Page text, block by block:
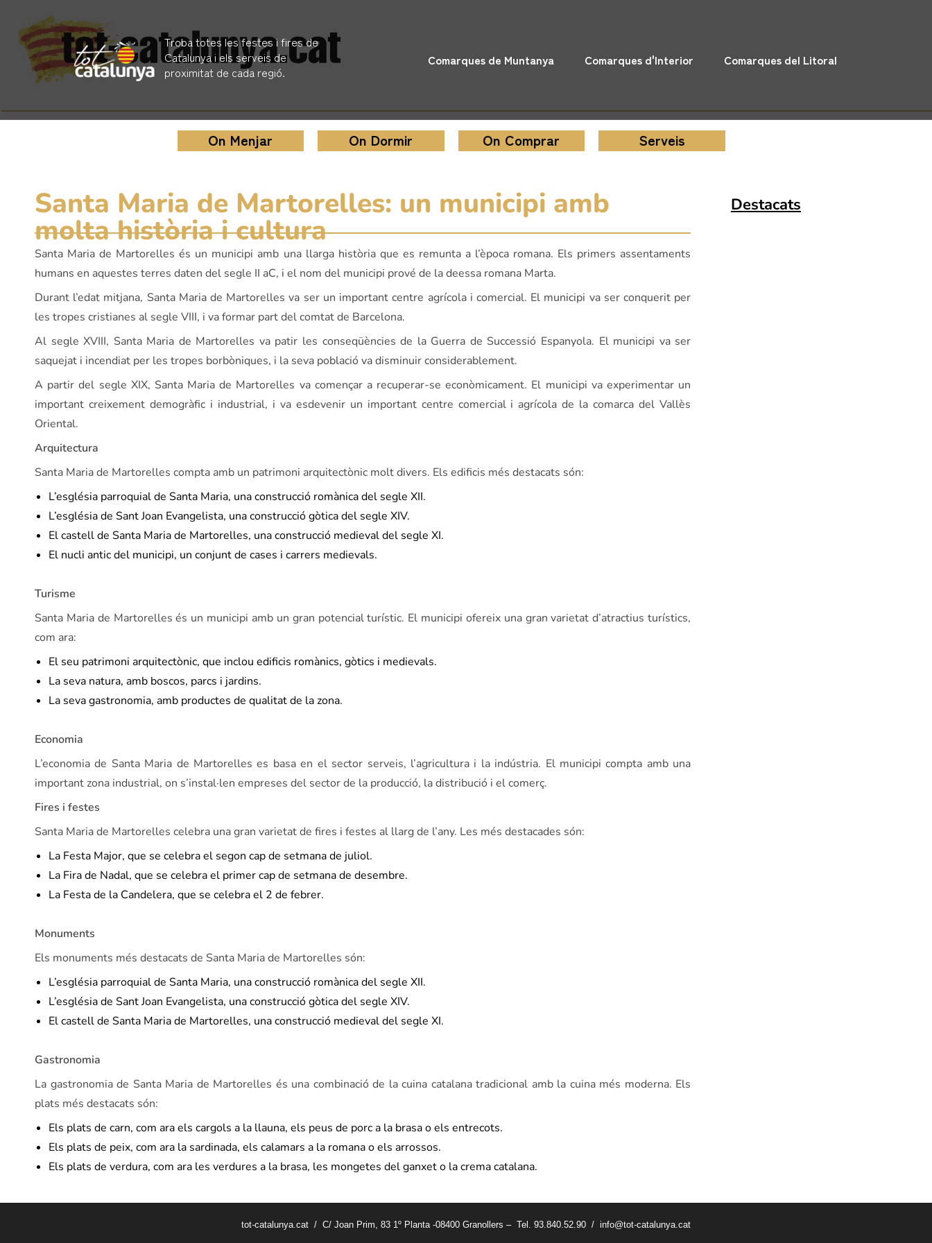
Troba totes les festes i fires de
Catalunya i els serveis de
proximitat de cada regió.
Comarques de Muntanya Comarques d'Interior Comarques del Litoral
On Menjar On Dormir On Comprar Serveis
Santa Maria de Martorelles: un municipi amb
molta història i cultura
Santa Maria de Martorelles és un municipi amb una llarga història que es remunta a l’època romana. Els primers assentaments
humans en aquestes terres daten del segle II aC, i el nom del municipi prové de la deessa romana Marta.
Durant l’edat mitjana, Santa Maria de Martorelles va ser un important centre agrícola i comercial. El municipi va ser conquerit per
les tropes cristianes al segle VIII, i va formar part del comtat de Barcelona.
Al segle XVIII, Santa Maria de Martorelles va patir les conseqüències de la Guerra de Successió Espanyola. El municipi va ser
saquejat i incendiat per les tropes borbòniques, i la seva població va disminuir considerablement.
A partir del segle XIX, Santa Maria de Martorelles va començar a recuperar-se econòmicament. El municipi va experimentar un
important creixement demogràfic i industrial, i va esdevenir un important centre comercial i agrícola de la comarca del Vallès
Oriental.
Arquitectura
Santa Maria de Martorelles compta amb un patrimoni arquitectònic molt divers. Els edificis més destacats són:
L’església parroquial de Santa Maria, una construcció romànica del segle XII.
L’església de Sant Joan Evangelista, una construcció gòtica del segle XIV.
El castell de Santa Maria de Martorelles, una construcció medieval del segle XI.
El nucli antic del municipi, un conjunt de cases i carrers medievals.
Turisme
Santa Maria de Martorelles és un municipi amb un gran potencial turístic. El municipi ofereix una gran varietat d’atractius turístics,
com ara:
El seu patrimoni arquitectònic, que inclou edificis romànics, gòtics i medievals.
La seva natura, amb boscos, parcs i jardins.
La seva gastronomia, amb productes de qualitat de la zona.
Economia
L’economia de Santa Maria de Martorelles es basa en el sector serveis, l’agricultura i la indústria. El municipi compta amb una
important zona industrial, on s’instal·len empreses del sector de la producció, la distribució i el comerç.
Fires i festes
Santa Maria de Martorelles celebra una gran varietat de fires i festes al llarg de l’any. Les més destacades són:
La Festa Major, que se celebra el segon cap de setmana de juliol.
La Fira de Nadal, que se celebra el primer cap de setmana de desembre.
La Festa de la Candelera, que se celebra el 2 de febrer.
Monuments
Els monuments més destacats de Santa Maria de Martorelles són:
L’església parroquial de Santa Maria, una construcció romànica del segle XII.
L’església de Sant Joan Evangelista, una construcció gòtica del segle XIV.
El castell de Santa Maria de Martorelles, una construcció medieval del segle XI.
Gastronomia
La gastronomia de Santa Maria de Martorelles és una combinació de la cuina catalana tradicional amb la cuina més moderna. Els
plats més destacats són:
Els plats de carn, com ara els cargols a la llauna, els peus de porc a la brasa o els entrecots.
Els plats de peix, com ara la sardinada, els calamars a la romana o els arrossos.
Els plats de verdura, com ara les verdures a la brasa, les mongetes del ganxet o la crema catalana.
Destacats
tot-catalunya.cat / C/ Joan Prim, 83 1º Planta -08400 Granollers – Tel. 93.840.52.90 / info@tot-catalunya.cat